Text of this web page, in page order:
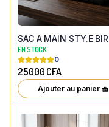
EN STOCK
0
25000 CFA
Ajouter au panier 🧺